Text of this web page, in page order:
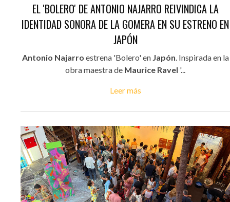
EL 'BOLERO' DE ANTONIO NAJARRO REIVINDICA LA
IDENTIDAD SONORA DE LA GOMERA EN SU ESTRENO EN
JAPÓN
Antonio Najarro estrena 'Bolero' en Japón . Inspirada en la
obra maestra de Maurice Ravel '...
Leer más